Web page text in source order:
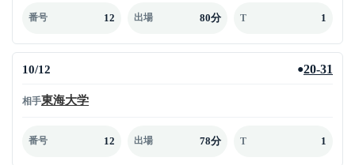
番号 12 出場 80分 T 1
10/12 ●20-31
相手東海大学
番号 12 出場 78分 T 1